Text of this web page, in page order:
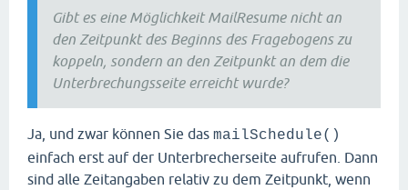
Gibt es eine Möglichkeit MailResume nicht an
den Zeitpunkt des Beginns des Fragebogens zu
koppeln, sondern an den Zeitpunkt an dem die
Unterbrechungsseite erreicht wurde?
Ja, und zwar können Sie das mailSchedule()
einfach erst auf der Unterbrecherseite aufrufen. Dann
sind alle Zeitangaben relativ zu dem Zeitpunkt, wenn